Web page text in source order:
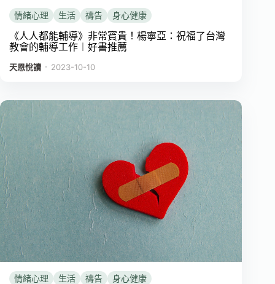
情緒心理 生活 禱告 身心健康
《人人都能輔導》非常寶貴！楊寧亞：祝福了台灣
教會的輔導工作︱好書推薦
天恩悅讀 ． 2023-10-10
情緒心理 生活 禱告 身心健康